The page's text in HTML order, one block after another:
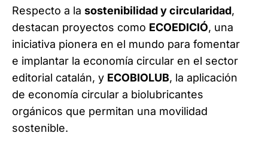
Respecto a la sostenibilidad y circularidad,
destacan proyectos como ECOEDICIÓ, una
iniciativa pionera en el mundo para fomentar
e implantar la economía circular en el sector
editorial catalán, y ECOBIOLUB, la aplicación
de economía circular a biolubricantes
orgánicos que permitan una movilidad
sostenible.